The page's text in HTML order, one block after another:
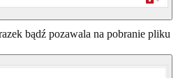
bądź pozawala na pobranie pliku